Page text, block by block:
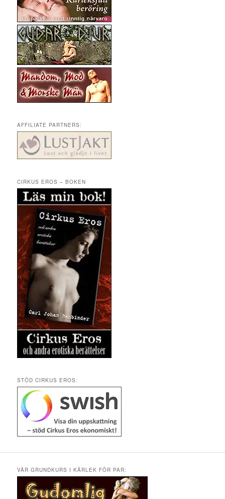
AFFILIATE PARTNERS:
CIRKUS EROS – BOKEN
STÖD CIRKUS EROS:
VÅR GRUNDKURS I KÄRLEK FÖR PAR: